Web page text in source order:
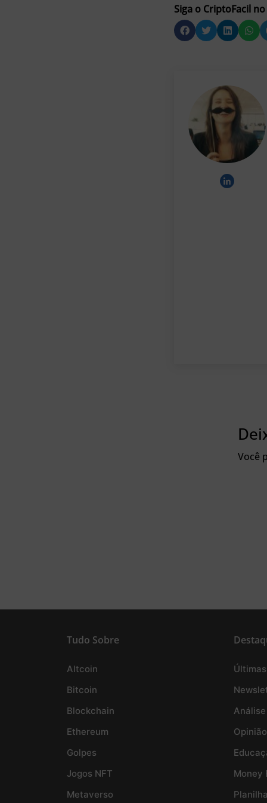
Siga o CriptoFacil no
Você
Tudo Sobre
Altcoin
Bitcoin
Blockchain
Ethereum
Golpes
Jogos NFT
Metaverso
Opinião
Money